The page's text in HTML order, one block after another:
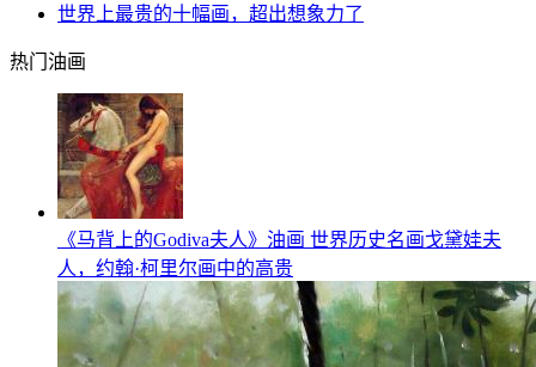
世界上最贵的十幅画，超出想象力了
热门油画
《马背上的Godiva夫人》油画 世界历史名画戈黛娃夫
人，约翰·柯里尔画中的高贵